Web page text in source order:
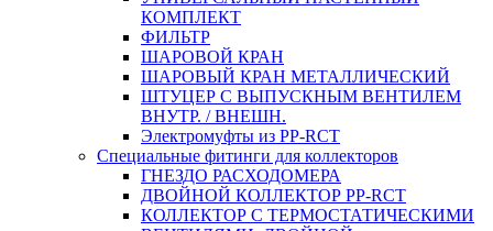
КОМПЛЕКТ
ФИЛЬТР
ШАРОВОЙ КРАН
ШАРОВЫЙ КРАН МЕТАЛЛИЧЕСКИЙ
ШТУЦЕР С ВЫПУСКНЫМ ВЕНТИЛЕМ
ВНУТР. / ВНЕШН.
Электромуфты из PP-RCT
Специальные фитинги для коллекторов
ГНЕЗДО РАСХОДОМЕРА
ДВОЙНОЙ КОЛЛЕКТОР PP-RCT
КОЛЛЕКТОР С ТЕРМОСТАТИЧЕСКИМИ